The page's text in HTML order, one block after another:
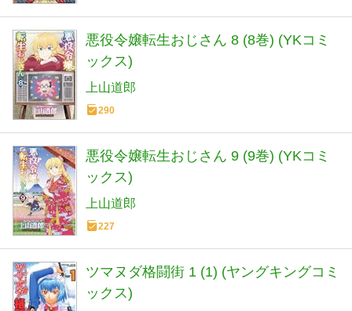
悪役令嬢転生おじさん 8 (8巻) (YKコミ
ックス)
上山道郎
290
悪役令嬢転生おじさん 9 (9巻) (YKコミ
ックス)
上山道郎
227
ツマヌダ格闘街 1 (1) (ヤングキングコミ
ックス)